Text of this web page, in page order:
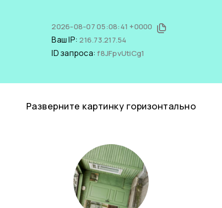
2026-08-07 05:08:41 +0000
Ваш IP:216.73.217.54
ID запроса:f8JFpvUtiCg1
Разверните картинку горизонтально